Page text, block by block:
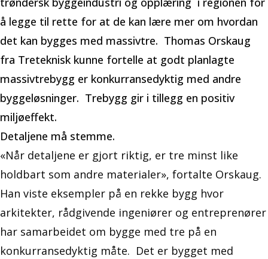
å legge til rette for at de kan lære mer om hvordan
det kan bygges med massivtre. Thomas Orskaug
fra Treteknisk kunne fortelle at godt planlagte
massivtrebygg er konkurransedyktig med andre
byggeløsninger. Trebygg gir i tillegg en positiv
miljøeffekt.
Detaljene må stemme.
«Når detaljene er gjort riktig, er tre minst like
holdbart som andre materialer», fortalte Orskaug.
Han viste eksempler på en rekke bygg hvor
arkitekter, rådgivende ingeniører og entreprenører
har samarbeidet om bygge med tre på en
konkurransedyktig måte. Det er bygget med